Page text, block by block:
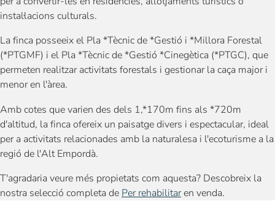
instal·lacions culturals.
La finca posseeix el Pla *Tècnic de *Gestió i *Millora Forestal
(*PTGMF) i el Pla *Tècnic de *Gestió *Cinegètica (*PTGC), que
permeten realitzar activitats forestals i gestionar la caça major i
menor en l'àrea.
Amb cotes que varien des dels 1,*170m fins als *720m
d'altitud, la finca ofereix un paisatge divers i espectacular, ideal
per a activitats relacionades amb la naturalesa i l'ecoturisme a la
regió de l'Alt Empordà.
T'agradaria veure més propietats com aquesta? Descobreix la
nostra selecció completa de Per rehabilitaren venda.